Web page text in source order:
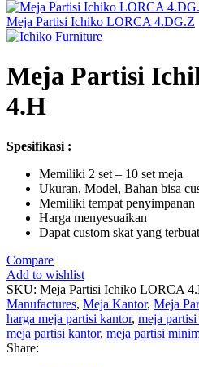
Meja Partisi Ichiko LORCA 4.DG.Z
Meja Partisi
4.H
Spesifikasi :
Memiliki 2 set – 10 set meja
Ukuran, Model, Bahan bisa
Memiliki tempat penyimpanan
Harga menyesuaikan
Dapat custom skat yang
Compare
Add to wishlist
SKU: Meja Partisi Ichiko LORCA
Manufactures, Meja Kantor, Meja
harga meja partisi kantor, meja
meja partisi kantor, meja partisi
Share: